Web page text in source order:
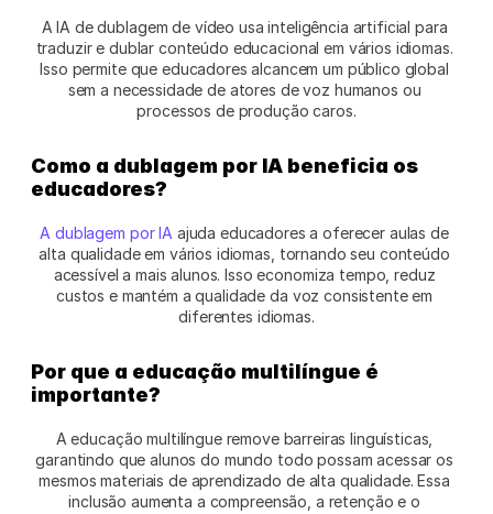
A IA de dublagem de vídeo usa inteligência artificial para
traduzir e dublar conteúdo educacional em vários idiomas.
Isso permite que educadores alcancem um público global
sem a necessidade de atores de voz humanos ou
processos de produção caros.
Como a dublagem por IA beneficia os
educadores?
A dublagem por IA ajuda educadores a oferecer aulas de
alta qualidade em vários idiomas, tornando seu conteúdo
acessível a mais alunos. Isso economiza tempo, reduz
custos e mantém a qualidade da voz consistente em
diferentes idiomas.
Por que a educação multilíngue é
importante?
A educação multilíngue remove barreiras linguísticas,
garantindo que alunos do mundo todo possam acessar os
mesmos materiais de aprendizado de alta qualidade. Essa
inclusão aumenta a compreensão, a retenção e o